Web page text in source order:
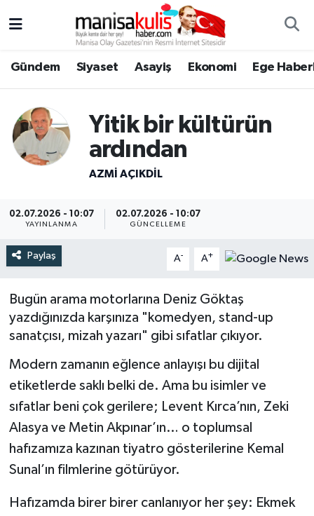
Gündem Siyaset Asayiş Ekonomi Ege
Yitik bir kültürün
ardından
AZMI AÇIKDİL
02.07.2026 - 10:07
YAYINLANMA
02.07.2026 - 10:07
GÜNCELLEME
Paylaş A- A+
Bugün arama motorlarına Deniz Göktaş
yazdığınızda karşınıza "komedyen, stand-up
sanatçısı, mizah yazarı" gibi sıfatlar çıkıyor.
Modern zamanın eğlence anlayışı bu dijital
etiketlerde saklı belki de. Ama bu isimler ve
sıfatlar beni çok gerilere; Levent Kırca’nın, Zeki
Alasya ve Metin Akpınar’ın… o toplumsal
hafızamıza kazınan tiyatro gösterilerine Kemal
Sunal’ın filmlerine götürüyor.
Hafızamda birer birer canlanıyor her şey: Ekmek
Ege Haberleri
Ekonomi
Genel
Siyaset
Spor
Türkiye
Yunusemre Hava Durumu
Yunusemre Trafik Yoğunluk Haritası
Süper Lig Puan Durumu ve Fikstür
Son Dakika Haberleri
Haber Arşivi